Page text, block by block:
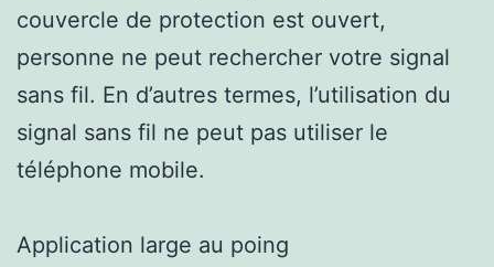
couvercle de protection est ouvert,
personne ne peut rechercher votre signal
sans fil. En d’autres termes, l’utilisation du
signal sans fil ne peut pas utiliser le
téléphone mobile.
Application large au poing